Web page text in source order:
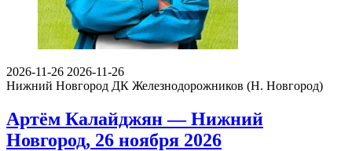
2026-11-26 2026-11-26
Нижний Новгород ДК Железнодорожников (Н. Новгород)
Артём Калайджян — Нижний
Новгород, 26 ноября 2026